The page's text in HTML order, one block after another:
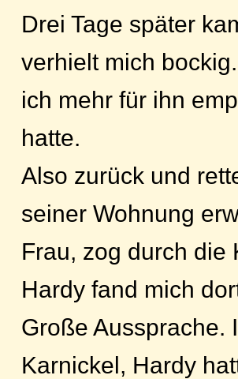
Drei Tage später
verhielt mich
ich mehr für ihn
hatte.
Also zurück und
seiner Wohnung
Frau, zog durch die
Hardy fand mich
Große Aussprache.
Karnickel, Hardy